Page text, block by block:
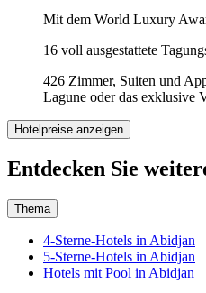
Mit dem World Luxury
16 voll ausgestattete
426 Zimmer, Suiten und
Lagune oder das exklusive
Hotelpreise anzeigen
Entdecken Sie
Thema
4-Sterne-Hotels in Abidjan
5-Sterne-Hotels in Abidjan
Hotels mit Pool in Abidjan